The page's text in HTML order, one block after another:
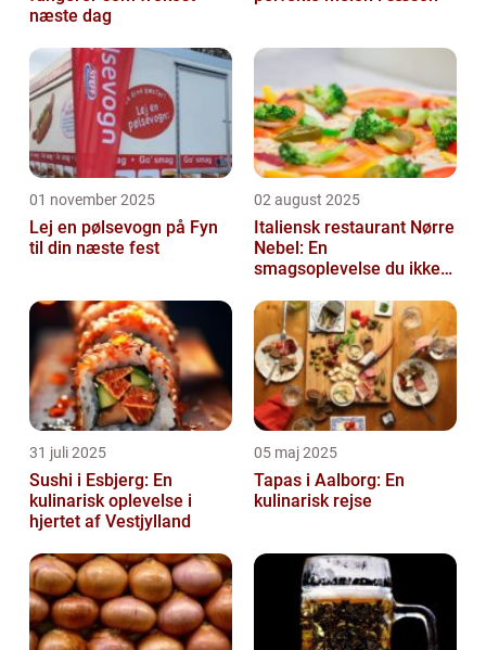
næste dag
01 november 2025
Lej en pølsevogn på Fyn
til din næste fest
02 august 2025
Italiensk restaurant Nørre
Nebel: En
smagsoplevelse du ikke
31 juli 2025
Sushi i Esbjerg: En
kulinarisk oplevelse i
hjertet af Vestjylland
05 maj 2025
Tapas i Aalborg: En
kulinarisk rejse